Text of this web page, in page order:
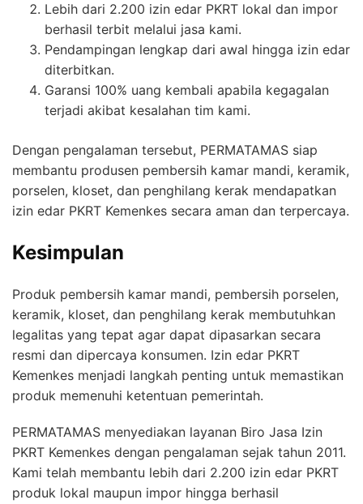
Lebih dari 2.200 izin edar PKRT lokal dan impor
berhasil terbit melalui jasa kami.
Pendampingan lengkap dari awal hingga izin edar
diterbitkan.
Garansi 100% uang kembali apabila kegagalan
terjadi akibat kesalahan tim kami.
Dengan pengalaman tersebut, PERMATAMAS siap
membantu produsen pembersih kamar mandi, keramik,
porselen, kloset, dan penghilang kerak mendapatkan
izin edar PKRT Kemenkes secara aman dan terpercaya.
Kesimpulan
Produk pembersih kamar mandi, pembersih porselen,
keramik, kloset, dan penghilang kerak membutuhkan
legalitas yang tepat agar dapat dipasarkan secara
resmi dan dipercaya konsumen. Izin edar PKRT
Kemenkes menjadi langkah penting untuk memastikan
produk memenuhi ketentuan pemerintah.
PERMATAMAS menyediakan layanan Biro Jasa Izin
PKRT Kemenkes dengan pengalaman sejak tahun 2011.
Kami telah membantu lebih dari 2.200 izin edar PKRT
produk lokal maupun impor hingga berhasil